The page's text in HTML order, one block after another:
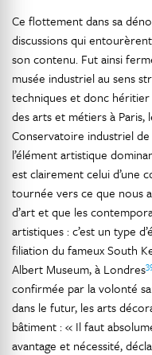
Ce flottement dans sa
discussions qui
son contenu. Fut ainsi
musée industriel au sens
techniques et donc
des arts et métiers à
Conservatoire industriel
l’élément artistique
est clairement celui d’une
tournée vers ce que nous
d’art et que les
artistiques : c’est un type
filiation du fameux South
Albert Museum, à Londres
confirmée par la volonté
dans le futur, les arts
bâtiment : « Il faut
avantage et nécessité,